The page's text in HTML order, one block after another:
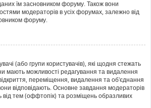
їм засновником форуму. Також вони
модераторів в усіх форумах, залежно від
форуму.
(або групи користувачів), які щодня стежать
мають можливості редагування та видалення
переміщення, видалення та об'єднання
відповідають. Основне завдання модераторів
від тем (оффтопік) та розміщень образливих